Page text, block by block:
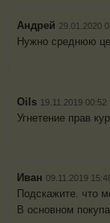
Андрей 29.01.2020
Нужно среднюю
Oils 19.11.2019 00:52
Угнетение прав
Иван 09.11.2019
Подскажите. что
В основном